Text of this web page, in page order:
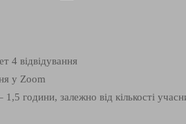
4 відвідування
у Zoom
1,5 години, залежно від кількості